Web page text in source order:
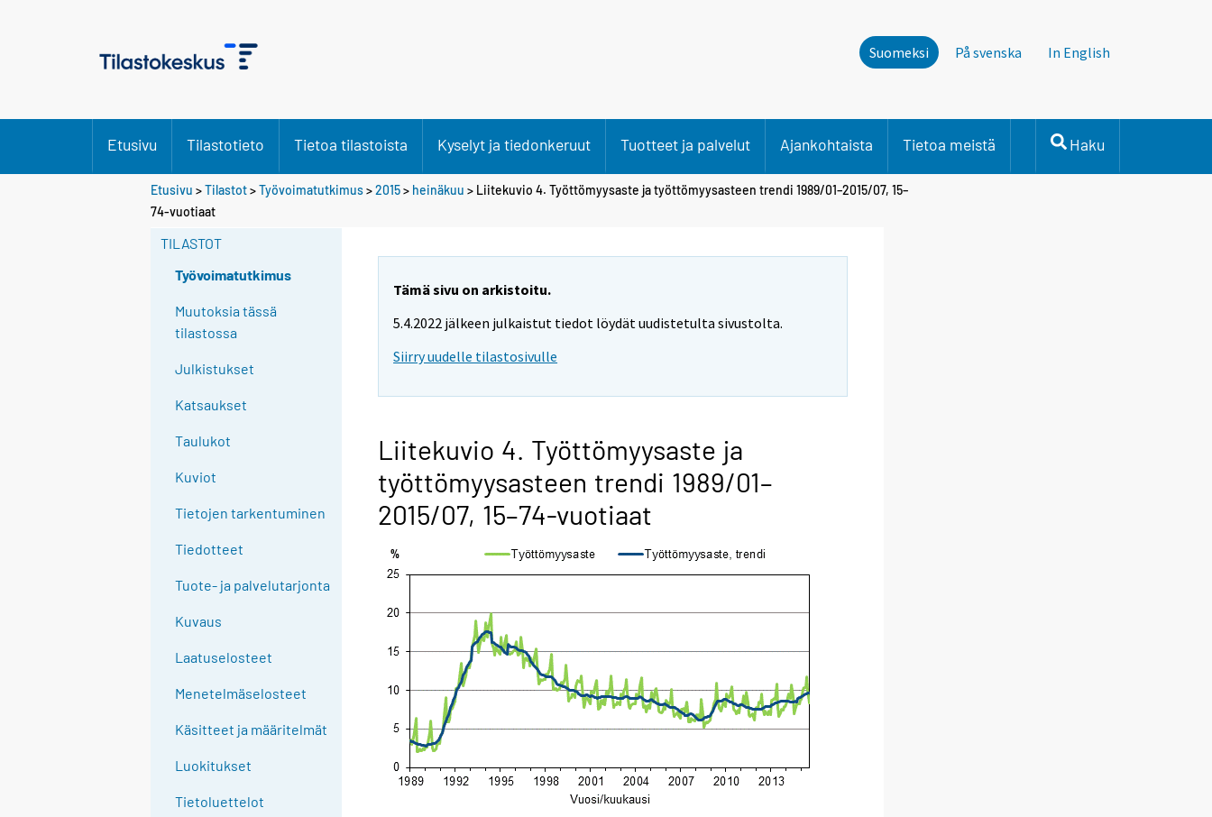
Suomeksi På svenska In English
Etusivu Tilastotieto Tietoa tilastoista Kyselyt ja tiedonkeruut Tuotteet ja palvelut Ajankohtaista Tietoa meistä Haku
Etusivu >Tilastot>Työvoimatutkimus>2015> heinäkuu > Liitekuvio 4. Työttömyysaste ja työttömyysasteen trendi 1989/01–2015/07, 15–
74-vuotiaat
TILASTOT
Työvoimatutkimus
Muutoksia tässä
tilastossa
Julkistukset
Katsaukset
Taulukot
Kuviot
Tietojen tarkentuminen
Tiedotteet
Tuote- ja palvelutarjonta
Kuvaus
Laatuselosteet
Menetelmäselosteet
Käsitteet ja määritelmät
Luokitukset
Tietoluettelot
Tämä sivu on arkistoitu.
5.4.2022 jälkeen julkaistut tiedot löydät uudistetulta sivustolta.
Siirry uudelle tilastosivulle
Liitekuvio 4. Työttömyysaste ja
työttömyysasteen trendi 1989/01–
2015/07, 15–74-vuotiaat